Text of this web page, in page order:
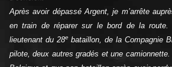
Après avoir dépassé Argent, je m’arrête
en train de réparer sur le bord de la
lieutenant du 28ebataillon, de la Compagnie
pilote, deux autres gradés et une